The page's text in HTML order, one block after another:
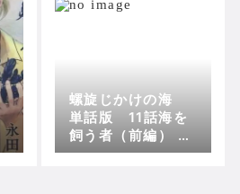
螺旋じかけの海
単話版 11話海を
飼う者（前編） 永
田医院午前０時